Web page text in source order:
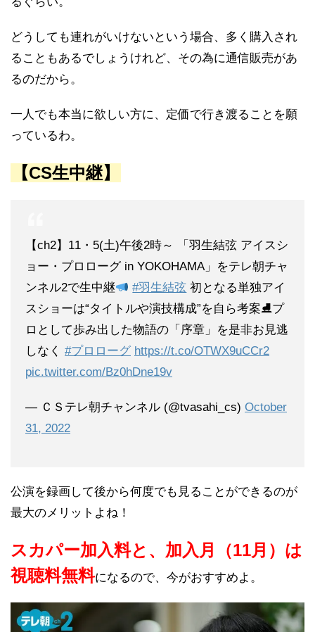
どうしても連れがいけないという場合、多く購入され
ることもあるでしょうけれど、その為に通信販売があ
るのだから。
一人でも本当に欲しい方に、定価で行き渡ることを願
っているわ。
【CS生中継】
【ch2】11・5(土)午後2時～ 「羽生結弦 アイスシ
ョー・プロローグ in YOKOHAMA」をテレ朝チャ
ンネル2で生中継
#羽生結弦 初となる単独アイ
スショーは“タイトルや演技構成”を自ら考案⛸プ
ロとして歩み出した物語の「序章」を是非お見逃
しなく #プロローグ https://t.co/OTWX9uCCr2
pic.twitter.com/Bz0hDne19v
— ＣＳテレ朝チャンネル (@tvasahi_cs) October
31, 2022
公演を録画して後から何度でも見ることができるのが
最大のメリットよね！
スカパー加入料と、加入月（11月）は
視聴料無料になるので、今がおすすめよ。